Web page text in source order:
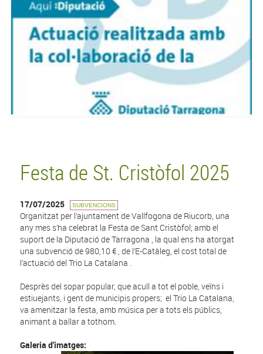
Festa de St. Cristòfol 2025
17/07/2025 SUBVENCIONS
Organitzat per l’ajuntament de Vallfogona de Riucorb, una
any mes s’ha celebrat la Festa de Sant Cristòfol; amb el
suport de la Diputació de Tarragona , la qual ens ha atorgat
una subvenció de 980,10 € , de l’E-Catàleg, el cost total de
l’actuació del Trio La Catalana .
Desprès del sopar popular, que acull a tot el poble, veïns i
estiuejants, i gent de municipis propers; el Trio La Catalana,
va amenitzar la festa, amb música per a tots els públics,
animant a ballar a tothom.
Galeria d'imatges: